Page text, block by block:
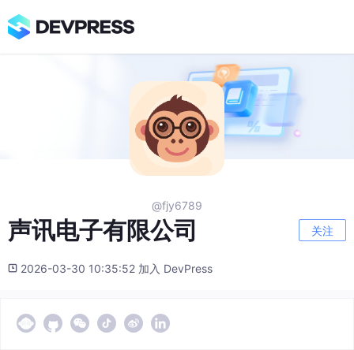
@fjy6789
声讯电子有限公司 关注
2026-03-30 10:35:52 加入 DevPress